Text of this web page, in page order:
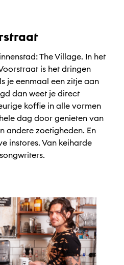
The Village. In het
is het dringen
je eenmaal een zitje aan
dan weet je direct
koffie in alle vormen
dag door genieten van
andere zoetigheden. En
instores. Van keiharde